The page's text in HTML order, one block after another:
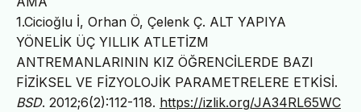
1.Cicioğlu İ, Orhan Ö, Çelenk Ç. ALT YAPIYA
YÖNELİK ÜÇ YILLIK ATLETİZM
ANTREMANLARININ KIZ ÖĞRENCİLERDE BAZI
FİZİKSEL VE FİZYOLOJİK PARAMETRELERE ETKİSİ.
BSD. 2012;6(2):112-118. https://izlik.org/JA34RL65WC